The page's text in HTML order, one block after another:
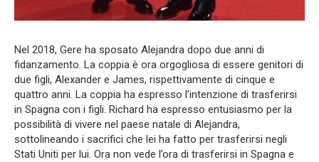
Nel 2018, Gere ha sposato Alejandra dopo due anni di
fidanzamento. La coppia è ora orgogliosa di essere genitori di
due figli, Alexander e James, rispettivamente di cinque e
quattro anni. La coppia ha espresso l’intenzione di trasferirsi
in Spagna con i figli. Richard ha espresso entusiasmo per la
possibilità di vivere nel paese natale di Alejandra,
sottolineando i sacrifici che lei ha fatto per trasferirsi negli
Stati Uniti per lui. Ora non vede l’ora di trasferirsi in Spagna e